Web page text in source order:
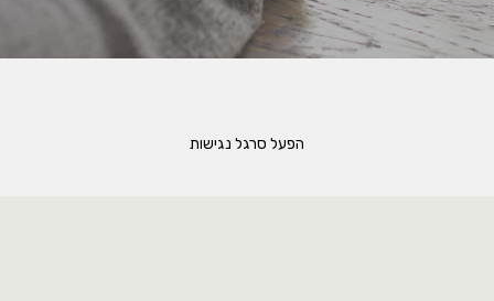
הפעל סרגל נגישות